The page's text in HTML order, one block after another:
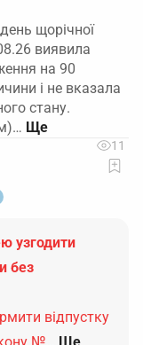
щорічної
виявила
на 90
і не вказала
стану.
11
узгодити
без
відпустку